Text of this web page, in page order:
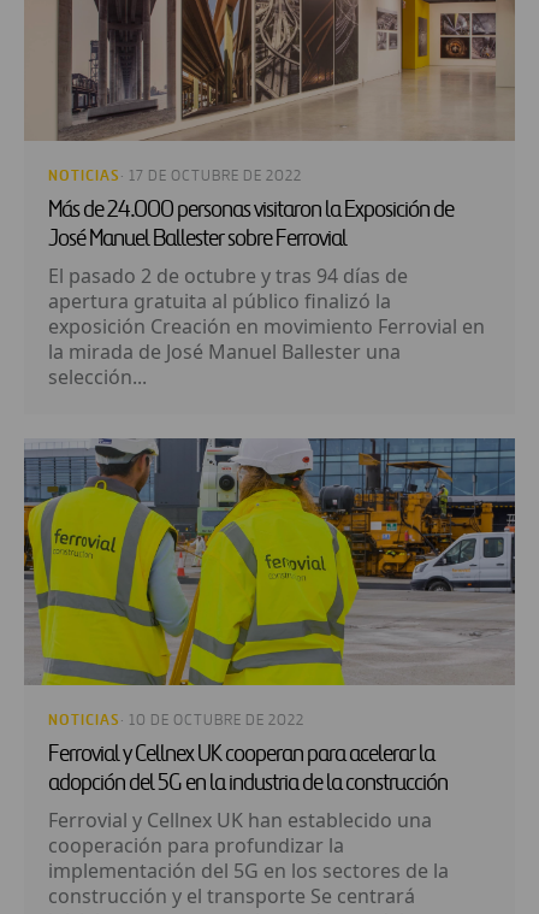
NOTICIAS · 17 DE OCTUBRE DE 2022
Más de 24.000 personas visitaron la Exposición de
José Manuel Ballester sobre Ferrovial
El pasado 2 de octubre y tras 94 días de
apertura gratuita al público finalizó la
exposición Creación en movimiento Ferrovial en
la mirada de José Manuel Ballester una
selección...
NOTICIAS · 10 DE OCTUBRE DE 2022
Ferrovial y Cellnex UK cooperan para acelerar la
adopción del 5G en la industria de la construcción
Ferrovial y Cellnex UK han establecido una
cooperación para profundizar la
implementación del 5G en los sectores de la
construcción y el transporte Se centrará